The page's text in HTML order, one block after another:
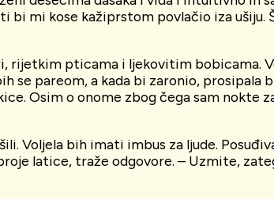
bi mi kose kažiprstom povlačio iza ušiju.
rijetkim pticama i ljekovitim bobicama.
se pareom, a kada bi zaronio, prosipala
Osim o onome zbog čega sam nokte
Voljela bih imati imbus za ljude.
latice, traže odgovore. – Uzmite,